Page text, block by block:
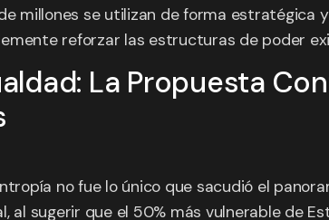
millones se utilizan de forma
reforzar las estructuras de poder
La Propuesta
no fue lo único que sacudió el
al sugerir que el 50% más vulnerable de